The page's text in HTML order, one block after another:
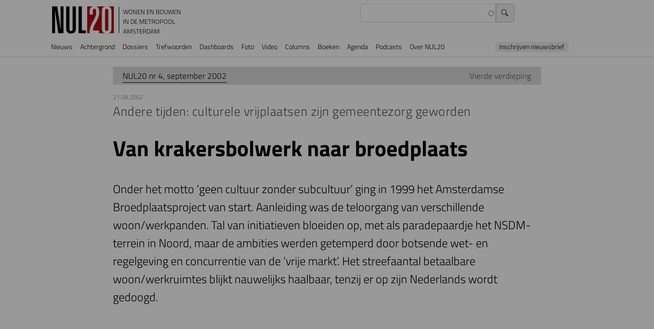
Overslaan en naar de inhoud gaan
WONEN EN BOUWEN
IN DE METROPOOL
AMSTERDAM
Hoofdnavigatie
Nieuws Achtergrond Dossiers Trefwoorden Dashboards Foto Video Columns Boeken Agenda Podcasts Over NUL20 Inschrijven nieuwsbrief
NUL20 nr 4, september 2002 Vierde verdieping
21.09.2002
Andere tijden: culturele vrijplaatsen zijn gemeentezorg geworden
Van krakersbolwerk naar broedplaats
Onder het motto ‘geen cultuur zonder subcultuur’ ging in 1999 het Amsterdamse
Broedplaatsproject van start. Aanleiding was de teloorgang van verschillende
woon/werkpanden. Tal van initiatieven bloeiden op, met als paradepaardje het NSDM-
terrein in Noord, maar de ambities werden getemperd door botsende wet- en
regelgeving en concurrentie van de ‘vrije markt’. Het streefaantal betaalbare
woon/werkruimtes blijkt nauwelijks haalbaar, tenzij er op zijn Nederlands wordt
gedoogd.